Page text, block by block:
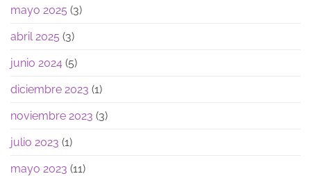
mayo 2025 (3)
abril 2025 (3)
junio 2024 (5)
diciembre 2023 (1)
noviembre 2023 (3)
julio 2023 (1)
mayo 2023 (11)